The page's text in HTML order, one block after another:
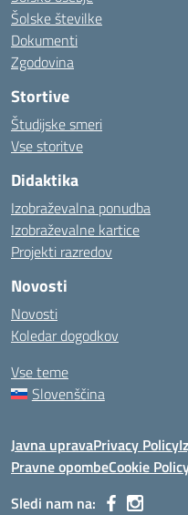
Šolske številke
Dokumenti
Zgodovina
Stortive
Študijske smeri
Vse storitve
Didaktika
Izobraževalna ponudba
Izobraževalne kartice
Projekti razredov
Novosti
Novosti
Koledar dogodkov
Vse teme
Slovenščina
Javna upravaPrivacy Policy
Pravne opombeCookie
Sledi nam na: